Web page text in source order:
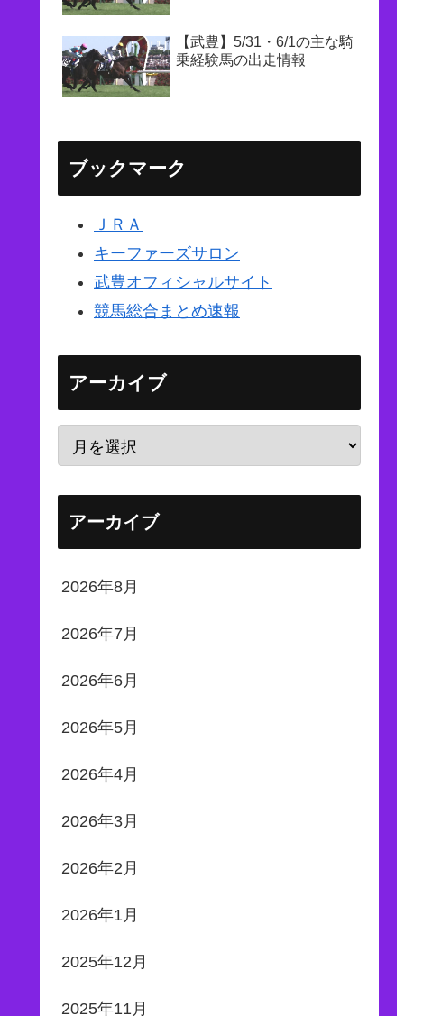
【武豊】5/31・6/1の主な騎
乗経験馬の出走情報
ブックマーク
ＪＲＡ
キーファーズサロン
武豊オフィシャルサイト
競馬総合まとめ速報
アーカイブ
アーカイブ
2026年8月
2026年7月
2026年6月
2026年5月
2026年4月
2026年3月
2026年2月
2026年1月
2025年12月
2025年11月